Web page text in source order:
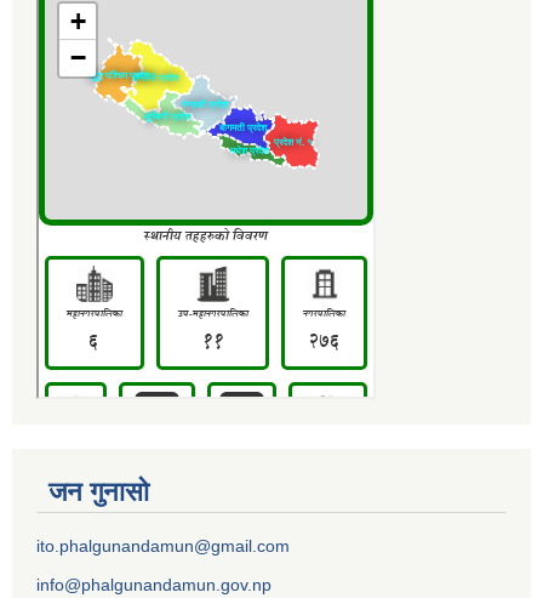
जन गुनासो
ito.phalgunandamun@gmail.com
info@phalgunandamun.gov.np